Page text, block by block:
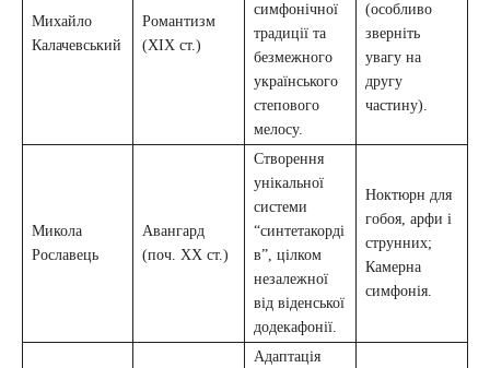
Михайло
Калачевський
Романтизм
(XIX ст.)
симфонічної
традиції та
безмежного
українського
степового
мелосу.
(особливо
зверніть
увагу на
другу
частину).
Микола
Рославець
Авангард
(поч. XX ст.)
Створення
унікальної
системи
“синтетакорді
в”, цілком
незалежної
від віденської
додекафонії.
Ноктюрн для
гобоя, арфи і
струнних;
Камерна
симфонія.
Адаптація